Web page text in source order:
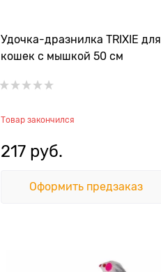
Удочка-дразнилка TRIXIE для
кошек с мышкой 50 см
Товар закончился
217 руб.
Оформить предзаказ